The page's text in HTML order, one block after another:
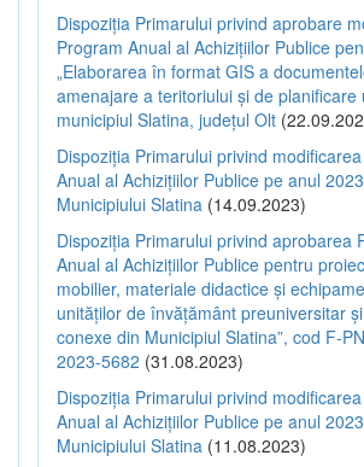
Dispoziția Primarului privind aprobare
Program Anual al Achizițiilor Publice
„Elaborarea în format GIS a
amenajare a teritoriului și de planificare
municipiul Slatina, județul Olt
Dispoziția Primarului privind
Anual al Achizițiilor Publice pe anul
Municipiului Slatina (14.09.2023)
Dispoziția Primarului privind aprobarea
Anual al Achizițiilor Publice pentru
mobilier, materiale didactice și
unităților de învățământ preuniversitar
conexe din Municipiul Slatina”, cod F-
2023-5682 (31.08.2023)
Dispoziția Primarului privind
Anual al Achizițiilor Publice pe anul
Municipiului Slatina (11.08.2023)